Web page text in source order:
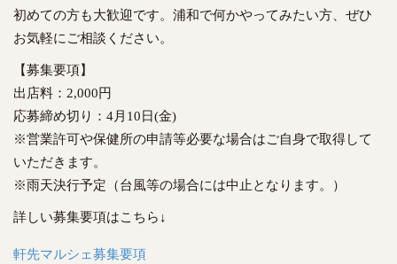
初めての方も大歓迎です。浦和で何かやってみたい方、ぜひ
お気軽にご相談ください。
【募集要項】
出店料：2,000円
応募締め切り：4月10日(金)
※営業許可や保健所の申請等必要な場合はご自身で取得して
いただきます。
※雨天決行予定（台風等の場合には中止となります。）
詳しい募集要項はこちら↓
軒先マルシェ募集要項